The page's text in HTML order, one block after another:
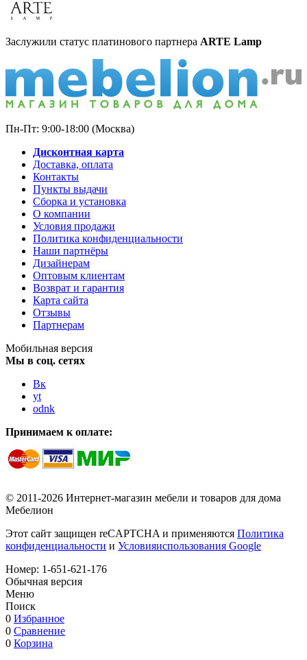
Заслужили статус платинового партнера ARTE Lamp
Пн-Пт: 9:00-18:00 (Москва)
Дисконтная карта
Доставка, оплата
Контакты
Пункты выдачи
Сборка и установка
О компании
Условия продажи
Политика конфиденциальности
Наши партнёры
Дизайнерам
Оптовым клиентам
Возврат и гарантия
Карта сайта
Отзывы
Партнерам
Мобильная версия
Мы в соц. сетях
Вк
yt
odnk
Принимаем к оплате:
© 2011-2026 Интернет-магазин мебели и товаров для дома
Мебелион
Этот сайт защищен reCAPTCHA и применяются Политика
конфиденциальности и Условияиспользования Google
Номер: 1-651-621-176
Обычная версия
Меню
Поиск
0 Избранное
0 Сравнение
0 Корзина